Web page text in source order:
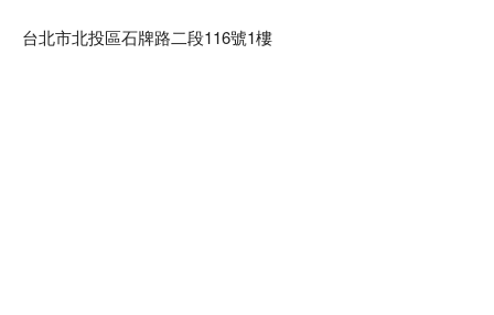
台北市北投區石牌路二段116號1樓